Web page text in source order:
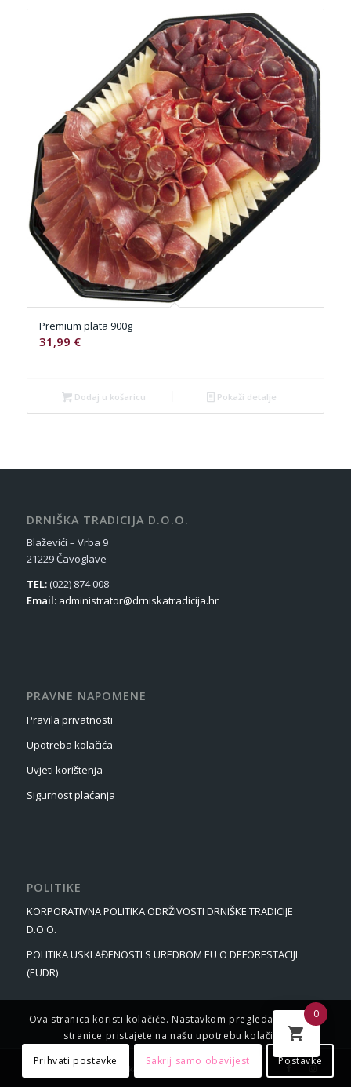
Premium plata 900g
31,99 €
Dodaj u košaricu Pokaži detalje
DRNIŠKA TRADICIJA D.O.O.
Blaževići – Vrba 9
21229 Čavoglave
TEL:(022) 874 008
Email: administrator@drniskatradicija.hr
PRAVNE NAPOMENE
Pravila privatnosti
Upotreba kolačića
Uvjeti korištenja
Sigurnost plaćanja
POLITIKE
KORPORATIVNA POLITIKA ODRŽIVOSTI DRNIŠKE TRADICIJE
D.O.O.
POLITIKA USKLAĐENOSTI S UREDBOM EU O DEFORESTACIJI
(EUDR)
© Autorska prava - Drniška Tradicija
Ova stranica koristi kolačiće. Nastavkom pregledavanja web
stranice pristajete na našu upotrebu kolačića.
Prihvati postavke
Sakrij samo obavijest Postavke
0